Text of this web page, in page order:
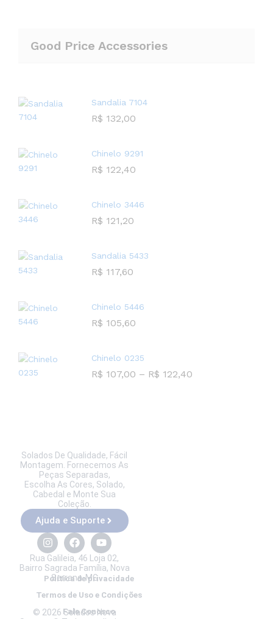
Good Price Accessories
Sandalia 7104
R$ 132,00
Chinelo 9291
R$ 122,40
Chinelo 3446
R$ 121,20
Sandalia 5433
R$ 117,60
Chinelo 5446
R$ 105,60
Chinelo 0235
R$ 107,00 – R$ 122,40
Solados De Qualidade, Fácil
Montagem. Fornecemos As
Peças Separadas,
Escolha As Cores, Solado,
Cabedal e Monte Sua
Coleção.
Ajuda e Suporte
Rua Galileia, 46 Loja 02,
Bairro Sagrada Família, Nova
Serrana-MG
Política de privacidade
Termos de Uso e Condições
Fale Conosco
© 2026 Solados Nova